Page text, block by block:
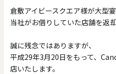
お買い物ガイド 企業情報
倉敷アイビースクエア様が大型
当社がお借りしていた店舗を返
誠に残念ではありますが、
平成29年3月20日をもって、
店いたします。